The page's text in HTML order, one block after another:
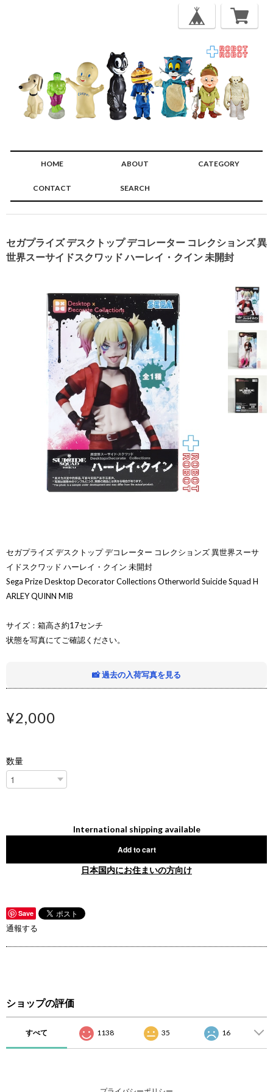
HOME ABOUT CATEGORY
CONTACT SEARCH
セガプライズ デスクトップ デコレーター コレクションズ 異
世界スーサイドスクワッド ハーレイ・クイン 未開封
セガプライズ デスクトップ デコレーター コレクションズ 異世界スーサ
イドスクワッド ハーレイ・クイン 未開封
Sega Prize Desktop Decorator Collections Otherworld Suicide Squad H
ARLEY QUINN MIB
サイズ：箱高さ約17センチ
状態を写真にてご確認ください。
📸 過去の入荷写真を見る
¥2,000
数量
International shipping available
Add to cart
日本国内にお住まいの方向け
Save
通報する
ショップの評価
すべて 1138 35 16